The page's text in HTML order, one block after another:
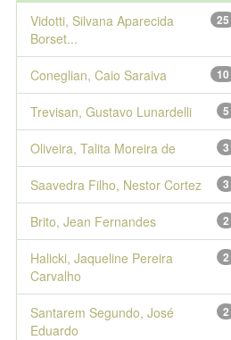
25
Vidotti, Silvana Aparecida
Borset...
10
Coneglian, Caio Saraiva
5
Trevisan, Gustavo Lunardelli
3
Oliveira, Talita Moreira de
3
Saavedra Filho, Nestor Cortez
2
Brito, Jean Fernandes
2
Halicki, Jaqueline Pereira
Carvalho
2
Santarem Segundo, José
Eduardo